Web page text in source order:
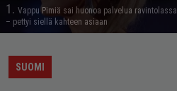
1. Vappu Pimiä sai huonoa palvelua ravintolassa
– pettyi siellä kahteen asiaan
SUOMI